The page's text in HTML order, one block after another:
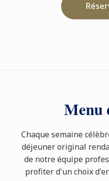
Menu
Chaque semaine
déjeuner original
de notre équipe
profiter d'un choix